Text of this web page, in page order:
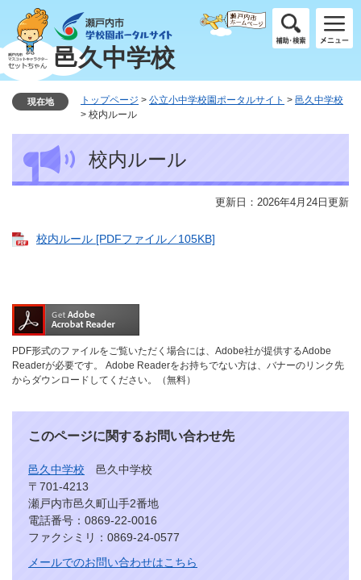
ジ
の
先
ュ
ー
を
邑久中学校
現在地 トップページ > 公立小中学校園ポータルサイト > 邑久中学校
> 校内ルール
校内ルール
更新日：2026年4月24日更新
校内ルール [PDFファイル／105KB]
PDF形式のファイルをご覧いただく場合には、Adobe社が提供するAdobe
Readerが必要です。
Adobe Readerをお持ちでない方は、バナーのリンク先
からダウンロードしてください。（無料）
このページに関するお問い合わせ先
邑久中学校
邑久中学校
〒701-4213
瀬戸内市邑久町山手2番地
電話番号：0869-22-0016
ファクシミリ：0869-24-0577
メールでのお問い合わせはこちら